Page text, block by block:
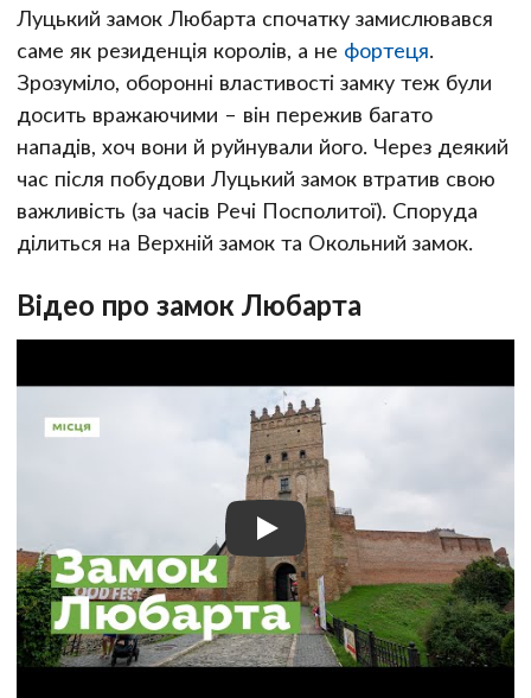
Луцький замок Любарта спочатку замислювався
саме як резиденція королів, а не фортеця.
Зрозуміло, оборонні властивості замку теж були
досить вражаючими – він пережив багато
нападів, хоч вони й руйнували його. Через деякий
час після побудови Луцький замок втратив свою
важливість (за часів Речі Посполитої). Споруда
ділиться на Верхній замок та Окольний замок.
Відео про замок Любарта